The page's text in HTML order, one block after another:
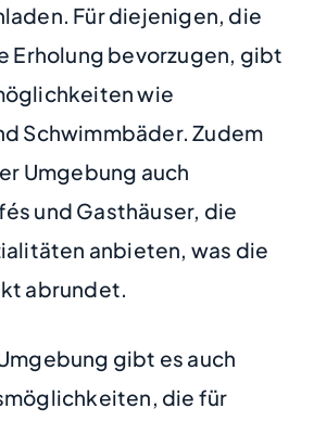
Für diejenigen, die
Erholung bevorzugen, gibt
wie
Schwimmbäder. Zudem
Umgebung auch
und Gasthäuser, die
anbieten, was die
abrundet.
gibt es auch
die für